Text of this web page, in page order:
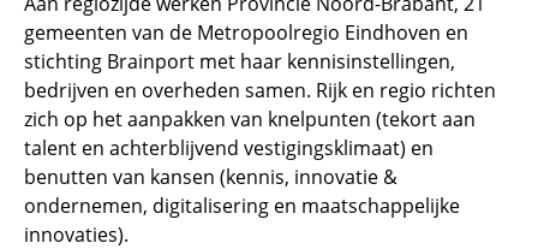
gemeenten van de Metropoolregio Eindhoven en
stichting Brainport met haar kennisinstellingen,
bedrijven en overheden samen. Rijk en regio richten
zich op het aanpakken van knelpunten (tekort aan
talent en achterblijvend vestigingsklimaat) en
benutten van kansen (kennis, innovatie &
ondernemen, digitalisering en maatschappelijke
innovaties).